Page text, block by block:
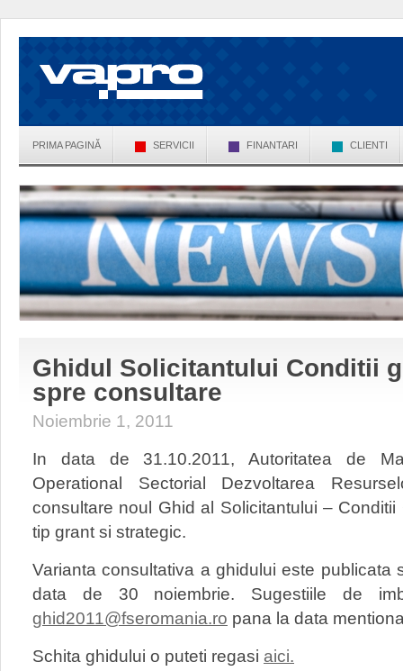
PRIMA PAGINĂ SERVICII FINANTARI CLIENTI
Ghidul Solicitantului Conditii
spre consultare
Noiembrie 1, 2011
In data de 31.10.2011, Autoritatea de
Operational Sectorial Dezvoltarea
consultare noul Ghid al Solicitantului –
tip grant si strategic.
Varianta consultativa a ghidului este publicata
data de 30 noiembrie. Sugestiile de
ghid2011@fseromania.ro pana la data
Schita ghidului o puteti regasi aici.